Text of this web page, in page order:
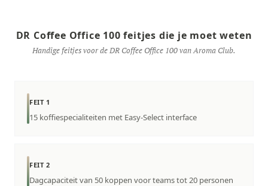
DR Coffee Office 100 feitjes die je moet weten
Handige feitjes voor de DR Coffee Office 100 van Aroma Club.
FEIT 1
15 koffiespecialiteiten met Easy-Select interface
FEIT 2
Dagcapaciteit van 50 koppen voor teams tot 20 personen